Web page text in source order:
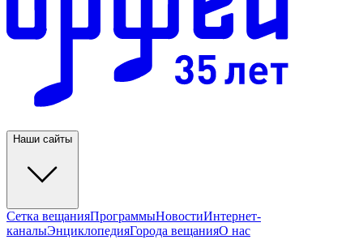
Наши сайты
Сетка вещанияПрограммыНовостиИнтернет-
каналыЭнциклопедияГорода вещанияО нас